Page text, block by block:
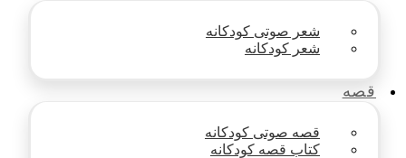
شعر صوتی کودکانه
شعر کودکانه
قصه
قصه صوتی کودکانه
کتاب قصه کودکانه